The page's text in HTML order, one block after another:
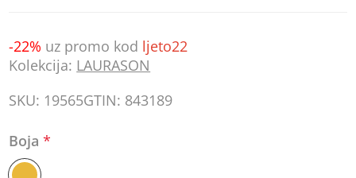
-22% uz promo kod ljeto22
Kolekcija: LAURASON
SKU: 19565GTIN: 843189
Boja*